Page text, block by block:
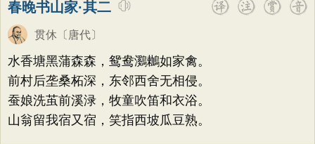
春晚书山家·其二
贯休 〔唐代〕
水香塘黑蒲森森，鸳鸯鸂鶒如家禽。
前村后垄桑柘深，东邻西舍无相侵。
蚕娘洗茧前溪渌，牧童吹笛和衣浴。
山翁留我宿又宿，笑指西坡瓜豆熟。